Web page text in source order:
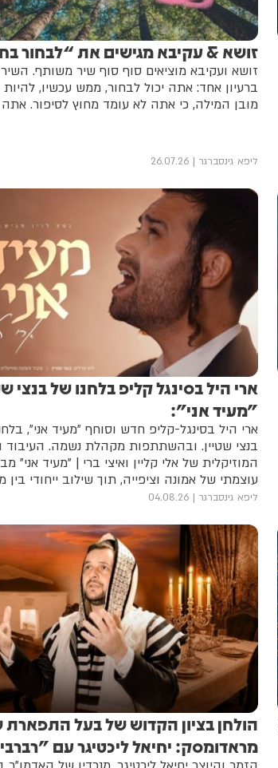
זושא & עקיבא מגישים את ​​“לבחור
זושא ועקיבא מוציאים סוף סוף שיר משותף.
ברעיון אחד: אתה יכול לבחור, ממש עכשיו,
מובן המילה, כי אתה לא עומד מחוץ לסיפור. אתה
ליפא גינסברגר 26.07.26
ארי היל בסינגל קליפ בלחנו של בנצי
"מעיד אני":
ארי היל בסינגל-קליפ חדש וסוחף "מעיד אני",
בנצי שטיין. ובהשתתפות מקהלת נשמה.
המוזיקלית של אלי קליין ואיצי ברי | "מעיד אני"
עוצמתי של אמונה וציפייה, תוך שילוב ייחודי בין
בלשון הקודש ליידיש, יחד עם קליפ מיוחד ומושקע
ליפא גינסברגר 04.08.26
הולחן בציון הקדוש של בעל
מראדומסק: יחיאל ליכטיגר עם